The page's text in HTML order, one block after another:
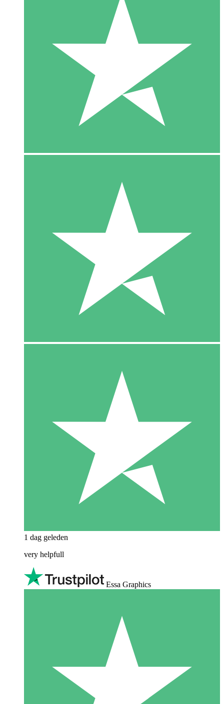
1 dag geleden
very helpfull
Essa Graphics